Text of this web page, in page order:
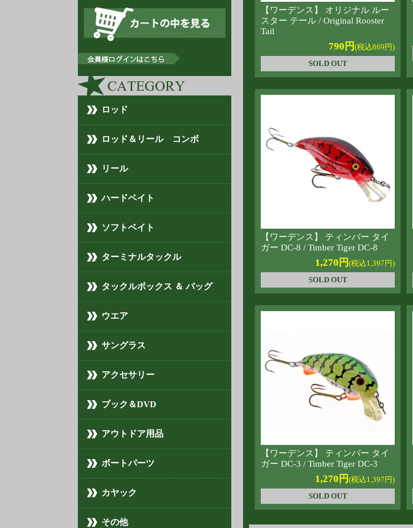
ロッド
ロッド＆リール コンボ
リール
ハードベイト
ソフトベイト
ターミナルタックル
タックルボックス ＆ バッグ
ウエア
サングラス
アクセサリー
ブック＆DVD
アウトドア用品
ボートパーツ
カヤック
その他
【ワーデンス】 オリジナル ルー
スター テール / Original Rooster
Tail
790円 (税込869円)
SOLD OUT
【ワーデンス】 ティンバー タイ
ガー DC-8 / Timber Tiger DC-8
1,270円 (税込1,397円)
SOLD OUT
【ワーデンス】 ティンバー タイ
ガー DC-3 / Timber Tiger DC-3
1,270円 (税込1,397円)
SOLD OUT